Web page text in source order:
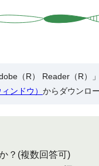
（R） Reader（R）
ンドウ） からダウンロ
？ (複数回答可)